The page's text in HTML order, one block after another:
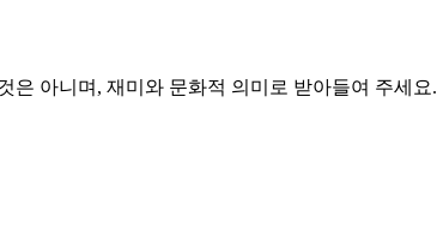
은 아니며, 재미와 문화적 의미로 받아들여 주세요.